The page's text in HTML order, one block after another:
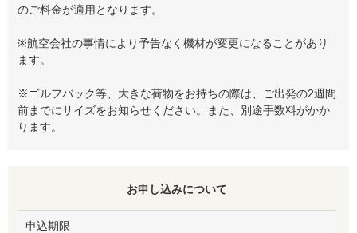
のご料金が適用となります。
※航空会社の事情により予告なく機材が変更になることがあり
ます。
※ゴルフバック等、大きな荷物をお持ちの際は、ご出発の2週間
前までにサイズをお知らせください。また、別途手数料がかか
ります。
お申し込みについて
申込期限